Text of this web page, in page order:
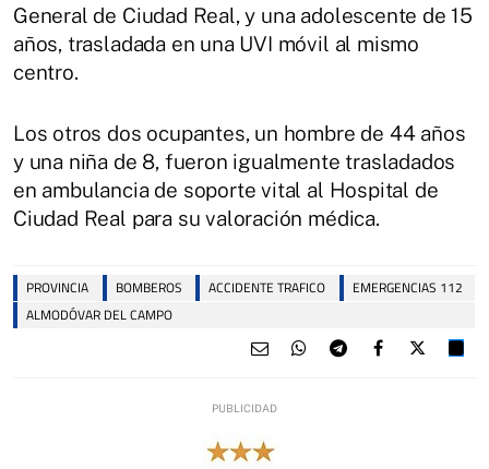
General de Ciudad Real, y una adolescente de 15
años, trasladada en una UVI móvil al mismo
centro.
Los otros dos ocupantes, un hombre de 44 años
y una niña de 8, fueron igualmente trasladados
en ambulancia de soporte vital al Hospital de
Ciudad Real para su valoración médica.
PROVINCIA BOMBEROS ACCIDENTE TRAFICO
EMERGENCIAS 112
ALMODÓVAR DEL CAMPO